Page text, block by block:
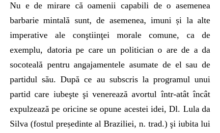
Nu e de mirare că oamenii capabili de o asemenea
barbarie mintală sunt, de asemenea, imuni și la alte
imperative ale conştiinţei morale comune, ca de
exemplu, datoria pe care un politician o are de a da
socoteală pentru angajamentele asumate de el sau de
partidul său. După ce au subscris la programul unui
partid care iubeşte şi venerează avortul într-atât încât
expulzează pe oricine se opune acestei idei, Dl. Lula da
Silva (fostul președinte al Braziliei, n. trad.) şi iubita lui